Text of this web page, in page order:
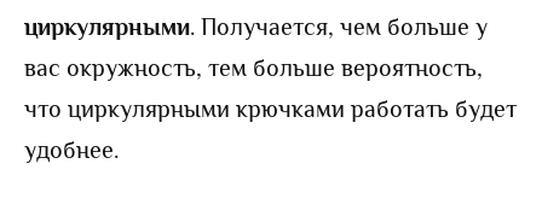
циркулярными. Получается, чем больше у
вас окружность, тем больше вероятность,
что циркулярными крючками работать будет
удобнее.